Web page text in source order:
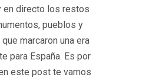
en directo los restos
pueblos y
marcaron una era
para España. Es por
este post te vamos